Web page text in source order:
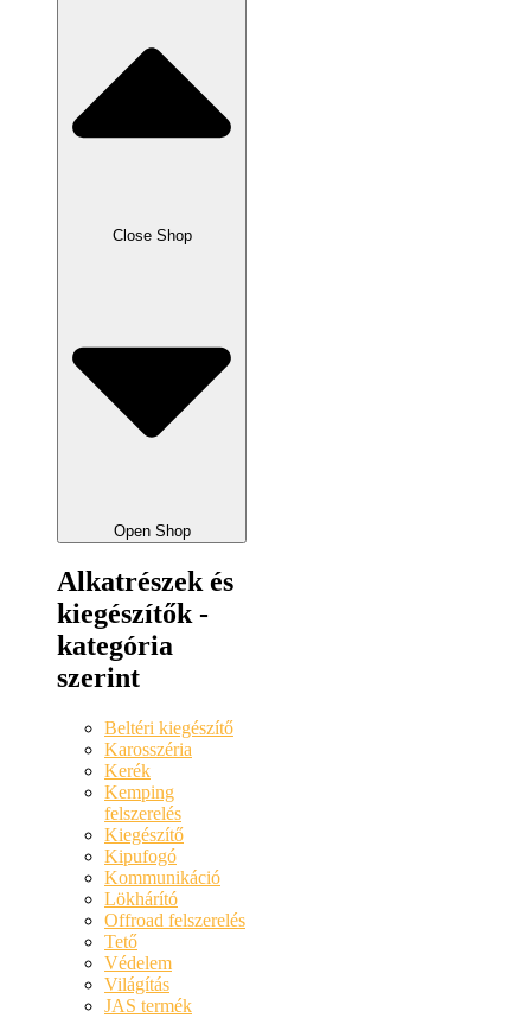
Close Shop
Open Shop
Alkatrészek és
kiegészítők -
kategória
szerint
Beltéri kiegészítő
Karosszéria
Kerék
Kemping
felszerelés
Kiegészítő
Kipufogó
Kommunikáció
Lökhárító
Offroad felszerelés
Tető
Védelem
Világítás
JAS termék